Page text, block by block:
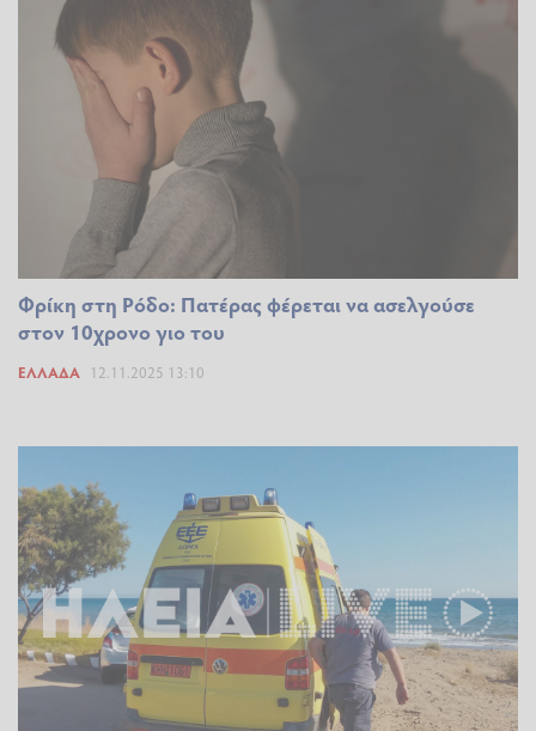
Φρίκη στη Ρόδο: Πατέρας φέρεται να ασελγούσε
στον 10χρονο γιο του
ΕΛΛΆΔΑ 12.11.2025 13:10